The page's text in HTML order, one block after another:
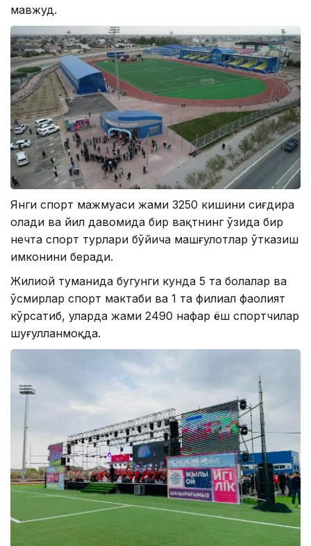
мавжуд.
Янги спорт мажмуаси жами 3250 кишини сиғдира
олади ва йил давомида бир вақтнинг ўзида бир
нечта спорт турлари бўйича машғулотлар ўтказиш
имконини беради.
Жилиой туманида бугунги кунда 5 та болалар ва
ўсмирлар спорт мактаби ва 1 та филиал фаолият
кўрсатиб, уларда жами 2490 нафар ёш спортчилар
шуғулланмоқда.